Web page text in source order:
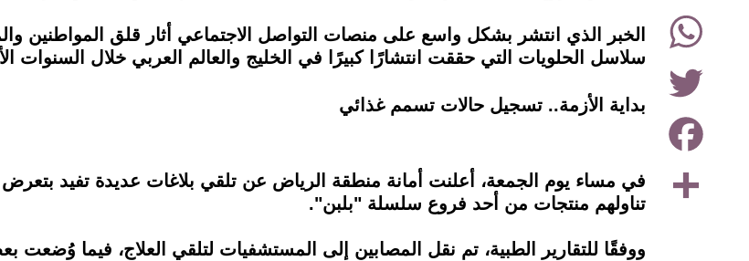
Share
Facebook
Twitter
WhatsApp
الخبر الذي انتشر بشكل واسع على منصات التواصل الاجتماعي أثار قلق المواطنين
سلاسل الحلويات التي حققت انتشارًا كبيرًا في الخليج والعالم العربي خلال السنوات
بداية الأزمة.. تسجيل حالات تسمم غذائي
في مساء يوم الجمعة، أعلنت أمانة منطقة الرياض عن تلقي بلاغات عديدة تفيد
تناولهم منتجات من أحد فروع سلسلة "بلبن".
ووفقًا للتقارير الطبية، تم نقل المصابين إلى المستشفيات لتلقي العلاج، فيما